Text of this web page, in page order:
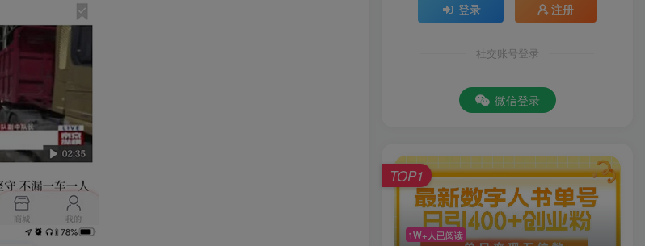
登录 注册
社交账号登录
微信登录
1W+人已阅读
TOP1